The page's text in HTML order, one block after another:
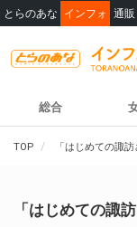
とらのあな インフォ 通販
総合
TOP 「はじめての諏
「はじめての諏